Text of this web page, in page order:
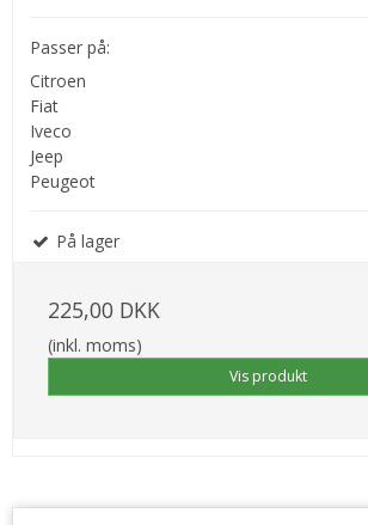
Passer på:
Citroen
Fiat
Iveco
Jeep
Peugeot
På lager
225,00 DKK
(inkl. moms)
Vis produkt